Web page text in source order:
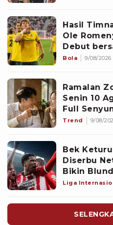
Hasil
Ole
Debut
Justin
Bola 9/08/2026
Ramalan
Senin 10
Full
Scorpio
Trend 9/08/
Bek
Diserbu
Bikin
Romeny
Liga